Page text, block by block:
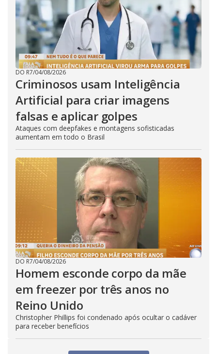
DO R7/04/08/2026
Criminosos usam Inteligência
Artificial para criar imagens
falsas e aplicar golpes
Ataques com deepfakes e montagens sofisticadas
aumentam em todo o Brasil
DO R7/04/08/2026
Homem esconde corpo da mãe
em freezer por três anos no
Reino Unido
Christopher Phillips foi condenado após ocultar o cadáver
para receber benefícios